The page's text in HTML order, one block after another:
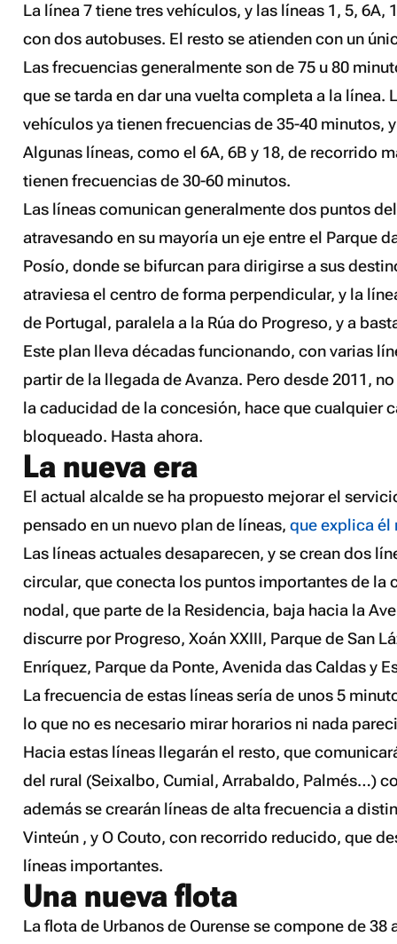
La línea 7 tiene tres vehículos, y las líneas 1, 5, 6A,
con dos autobuses. El resto se atienden con un
Las frecuencias generalmente son de 75 u 80
que se tarda en dar una vuelta completa a la línea.
vehículos ya tienen frecuencias de 35-40 minutos,
Algunas líneas, como el 6A, 6B y 18, de recorrido
tienen frecuencias de 30-60 minutos.
Las líneas comunican generalmente dos puntos
atravesando en su mayoría un eje entre el Parque
Posío, donde se bifurcan para dirigirse a sus
atraviesa el centro de forma perpendicular, y la
de Portugal, paralela a la Rúa do Progreso, y a
Este plan lleva décadas funcionando, con varias
partir de la llegada de Avanza. Pero desde 2011,
la caducidad de la concesión, hace que cualquier
bloqueado. Hasta ahora.
La nueva era
El actual alcalde se ha propuesto mejorar el
pensado en un nuevo plan de líneas,que explica él
Las líneas actuales desaparecen, y se crean dos
circular, que conecta los puntos importantes de la
nodal, que parte de la Residencia, baja hacia la
discurre por Progreso, Xoán XXIII, Parque de San
Enríquez, Parque da Ponte, Avenida das Caldas y
La frecuencia de estas líneas sería de unos 5
lo que no es necesario mirar horarios ni nada
Hacia estas líneas llegarán el resto, que
del rural (Seixalbo, Cumial, Arrabaldo, Palmés…)
además se crearán líneas de alta frecuencia a
Vinteún , y O Couto, con recorrido reducido, que
líneas importantes.
Una nueva flota
La flota de Urbanos de Ourense se compone de 38